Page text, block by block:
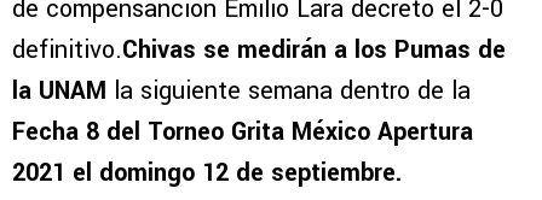
de compensanción Emilio Lara decretó el 2-0
definitivo.Chivas se medirán a los Pumas de
la UNAM la siguiente semana dentro de la
Fecha 8 del Torneo Grita México Apertura
2021 el domingo 12 de septiembre.